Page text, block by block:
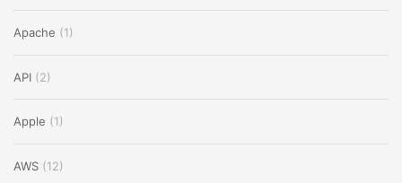
Apache (1)
API (2)
Apple (1)
AWS (12)